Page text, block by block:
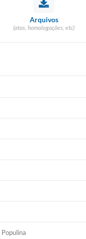
Arquivos
(atas, homologações, etc)